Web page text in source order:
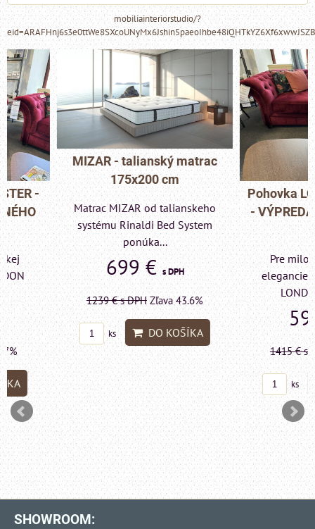
mobiliainteriorstudio/?
MIZAR - talianský matrac
175x200 cm
Matrac MIZAR od talianskeho
systému Rinaldi Bed System
ponúka...
699 €s DPH
1239 €s DPH Zľava 43.6%
ks DO KOŠÍKA
Pohovka LONDON
- VÝPREDAJ
KUSU
Pre milovníkov
elegancie kreslo a
LONDON
599 €s
1415 €s DPH Zľava
ks DO
SHOWROOM: